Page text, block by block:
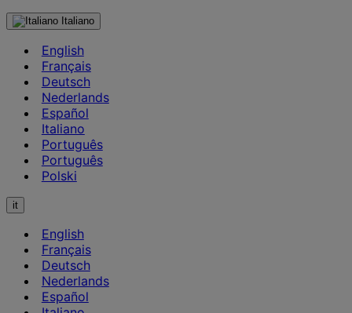
Italiano
English
Français
Deutsch
Nederlands
Español
Italiano
Português
Português
Polski
it
English
Français
Deutsch
Nederlands
Español